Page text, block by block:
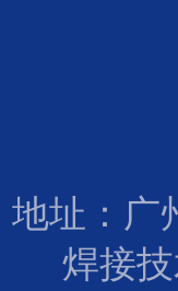
地址：广
焊接